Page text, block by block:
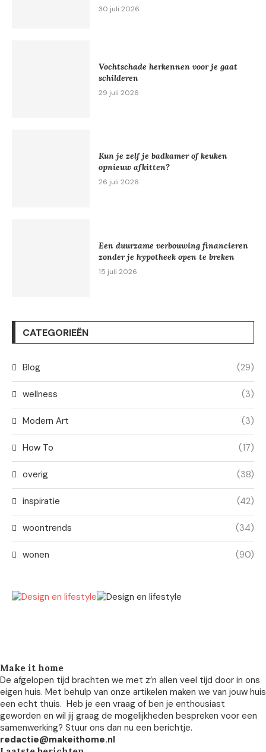
30 juli 2026
Vochtschade herkennen voor je gaat
schilderen
29 juli 2026
Kun je zelf je badkamer of keuken
opnieuw afkitten?
26 juli 2026
Een duurzame verbouwing financieren
zonder je hypotheek open te breken
15 juli 2026
CATEGORIEËN
Blog (29)
wellness (3)
Modern Art (3)
How To (17)
overig (38)
inspiratie (42)
woontrends (34)
wonen (90)
Make it home
De afgelopen tijd brachten we met z’n allen veel tijd door in ons
eigen huis. Met behulp van onze artikelen maken we van jouw huis
een echt thuis. Heb je een vraag of ben je enthousiast
geworden en wil jij graag de mogelijkheden bespreken voor een
samenwerking? Stuur ons dan nu een berichtje.
redactie@makeithome.nl